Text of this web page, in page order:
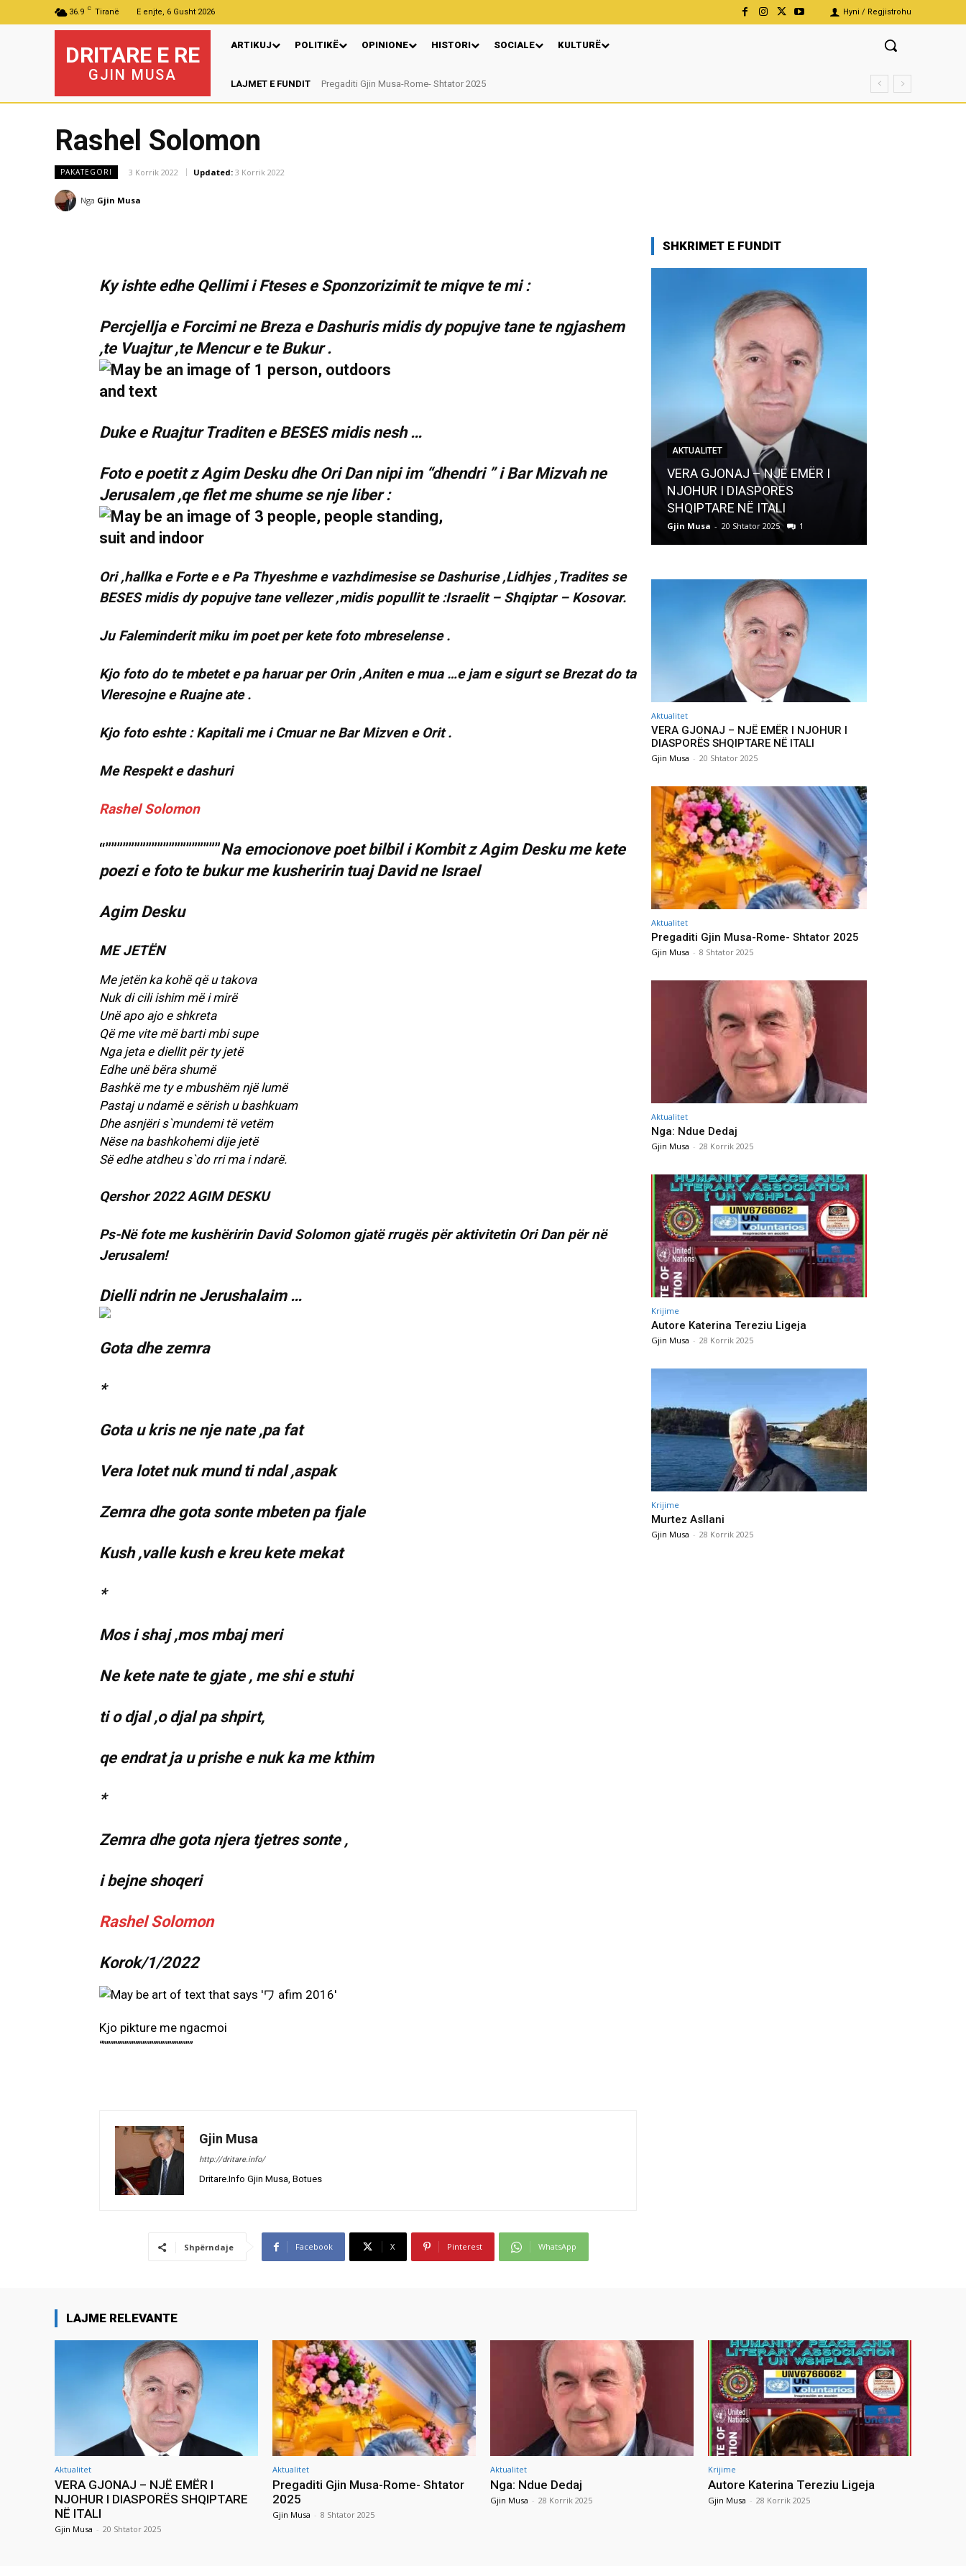
36.9 C Tiranë E enjte, 6 Gusht 2026 Hyni / Regjistrohu
DRITARE E RE
GJIN MUSA
ARTIKUJ POLITIKË OPINIONE HISTORI SOCIALE KULTURË
LAJMET E FUNDITPregaditi Gjin Musa-Rome- Shtator 2025
Nga: Ndue Dedaj
Rashel Solomon
PAKATEGORI 3 Korrik 2022 Updated: 3 Korrik 2022
Nga Gjin Musa
Ky ishte edhe Qellimi i Fteses e Sponzorizimit te miqve te mi :
Percjellja e Forcimi ne Breza e Dashuris midis dy popujve tane te ngjashem
,te Vuajtur ,te Mencur e te Bukur .
Duke e Ruajtur Traditen e BESES midis nesh …
Foto e poetit z Agim Desku dhe Ori Dan nipi im “dhendri ” i Bar Mizvah ne
Jerusalem ,qe flet me shume se nje liber :
Ori ,hallka e Forte e e Pa Thyeshme e vazhdimesise se Dashurise ,Lidhjes ,Tradites se
BESES midis dy popujve tane vellezer ,midis popullit te :Israelit – Shqiptar – Kosovar.
Ju Faleminderit miku im poet per kete foto mbreselense .
Kjo foto do te mbetet e pa haruar per Orin ,Aniten e mua …e jam e sigurt se Brezat do ta
Vleresojne e Ruajne ate .
Kjo foto eshte : Kapitali me i Cmuar ne Bar Mizven e Orit .
Me Respekt e dashuri
Rashel Solomon
“””””””””””””””””””””Na emocionove poet bilbil i Kombit z Agim Desku me kete
poezi e foto te bukur me kusheririn tuaj David ne Israel
Agim Desku
ME JETËN
Me jetën ka kohë që u takova
Nuk di cili ishim më i mirë
Unë apo ajo e shkreta
Që me vite më barti mbi supe
Nga jeta e diellit për ty jetë
Edhe unë bëra shumë
Bashkë me ty e mbushëm një lumë
Pastaj u ndamë e sërish u bashkuam
Dhe asnjëri s`mundemi të vetëm
Nëse na bashkohemi dije jetë
Së edhe atdheu s`do rri ma i ndarë.
Qershor 2022 AGIM DESKU
Ps-Në fote me kushëririn David Solomon gjatë rrugës për aktivitetin Ori Dan për në
Jerusalem!
Dielli ndrin ne Jerushalaim …
Gota dhe zemra
*
Gota u kris ne nje nate ,pa fat
Vera lotet nuk mund ti ndal ,aspak
Zemra dhe gota sonte mbeten pa fjale
Kush ,valle kush e kreu kete mekat
*
Mos i shaj ,mos mbaj meri
Ne kete nate te gjate , me shi e stuhi
ti o djal ,o djal pa shpirt,
qe endrat ja u prishe e nuk ka me kthim
*
Zemra dhe gota njera tjetres sonte ,
i bejne shoqeri
Rashel Solomon
Korok/1/2022
Kjo pikture me ngacmoi
“”””””””””””””””””””””””””
Gjin Musa
http://dritare.info/
Dritare.Info Gjin Musa, Botues
Shpërndaje Facebook X Pinterest WhatsApp
SHKRIMET E FUNDIT
AKTUALITET
VERA GJONAJ – NJË EMËR I
NJOHUR I DIASPORËS
SHQIPTARE NË ITALI
Gjin Musa - 20 Shtator 2025 1
Aktualitet
VERA GJONAJ – NJË EMËR I NJOHUR I
DIASPORËS SHQIPTARE NË ITALI
Gjin Musa - 20 Shtator 2025
Aktualitet
Pregaditi Gjin Musa-Rome- Shtator 2025
Gjin Musa - 8 Shtator 2025
Aktualitet
Nga: Ndue Dedaj
Gjin Musa - 28 Korrik 2025
Krijime
Autore Katerina Tereziu Ligeja
Gjin Musa - 28 Korrik 2025
Krijime
Murtez Asllani
Gjin Musa - 28 Korrik 2025
LAJME RELEVANTE
Aktualitet
VERA GJONAJ – NJË EMËR I
NJOHUR I DIASPORËS SHQIPTARE
NË ITALI
Gjin Musa - 20 Shtator 2025
Aktualitet
Pregaditi Gjin Musa-Rome- Shtator
2025
Gjin Musa - 8 Shtator 2025
Aktualitet
Nga: Ndue Dedaj
Gjin Musa - 28 Korrik 2025
Krijime
Autore Katerina Tereziu Ligeja
Gjin Musa - 28 Korrik 2025